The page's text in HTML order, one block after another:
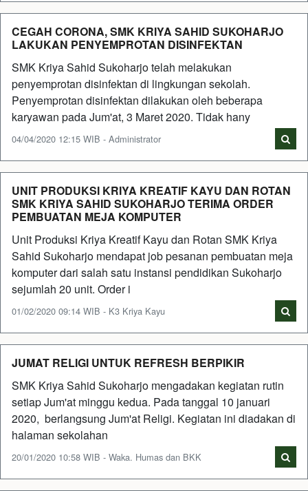
CEGAH CORONA, SMK KRIYA SAHID SUKOHARJO
LAKUKAN PENYEMPROTAN DISINFEKTAN
SMK Kriya Sahid Sukoharjo telah melakukan
penyemprotan disinfektan di lingkungan sekolah.
Penyemprotan disinfektan dilakukan oleh beberapa
karyawan pada Jum'at, 3 Maret 2020. Tidak hany
04/04/2020 12:15 WIB - Administrator
UNIT PRODUKSI KRIYA KREATIF KAYU DAN ROTAN
SMK KRIYA SAHID SUKOHARJO TERIMA ORDER
PEMBUATAN MEJA KOMPUTER
Unit Produksi Kriya Kreatif Kayu dan Rotan SMK Kriya
Sahid Sukoharjo mendapat job pesanan pembuatan meja
komputer dari salah satu instansi pendidikan Sukoharjo
sejumlah 20 unit. Order i
01/02/2020 09:14 WIB - K3 Kriya Kayu
JUMAT RELIGI UNTUK REFRESH BERPIKIR
SMK Kriya Sahid Sukoharjo mengadakan kegiatan rutin
setiap Jum'at minggu kedua. Pada tanggal 10 januari
2020, berlangsung Jum'at Religi. Kegiatan ini diadakan di
halaman sekolahan
20/01/2020 10:58 WIB - Waka. Humas dan BKK